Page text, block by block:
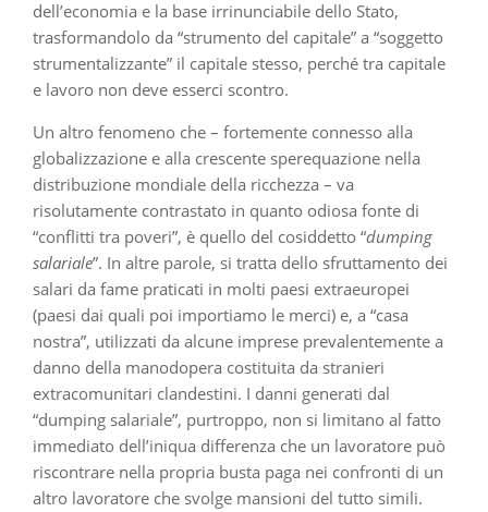
dell’economia e la base irrinunciabile dello Stato,
trasformandolo da “strumento del capitale” a “soggetto
strumentalizzante” il capitale stesso, perché tra capitale
e lavoro non deve esserci scontro.
Un altro fenomeno che – fortemente connesso alla
globalizzazione e alla crescente sperequazione nella
distribuzione mondiale della ricchezza – va
risolutamente contrastato in quanto odiosa fonte di
“conflitti tra poveri”, è quello del cosiddetto “dumping
salariale”. In altre parole, si tratta dello sfruttamento dei
salari da fame praticati in molti paesi extraeuropei
(paesi dai quali poi importiamo le merci) e, a “casa
nostra”, utilizzati da alcune imprese prevalentemente a
danno della manodopera costituita da stranieri
extracomunitari clandestini. I danni generati dal
“dumping salariale”, purtroppo, non si limitano al fatto
immediato dell’iniqua differenza che un lavoratore può
riscontrare nella propria busta paga nei confronti di un
altro lavoratore che svolge mansioni del tutto simili.